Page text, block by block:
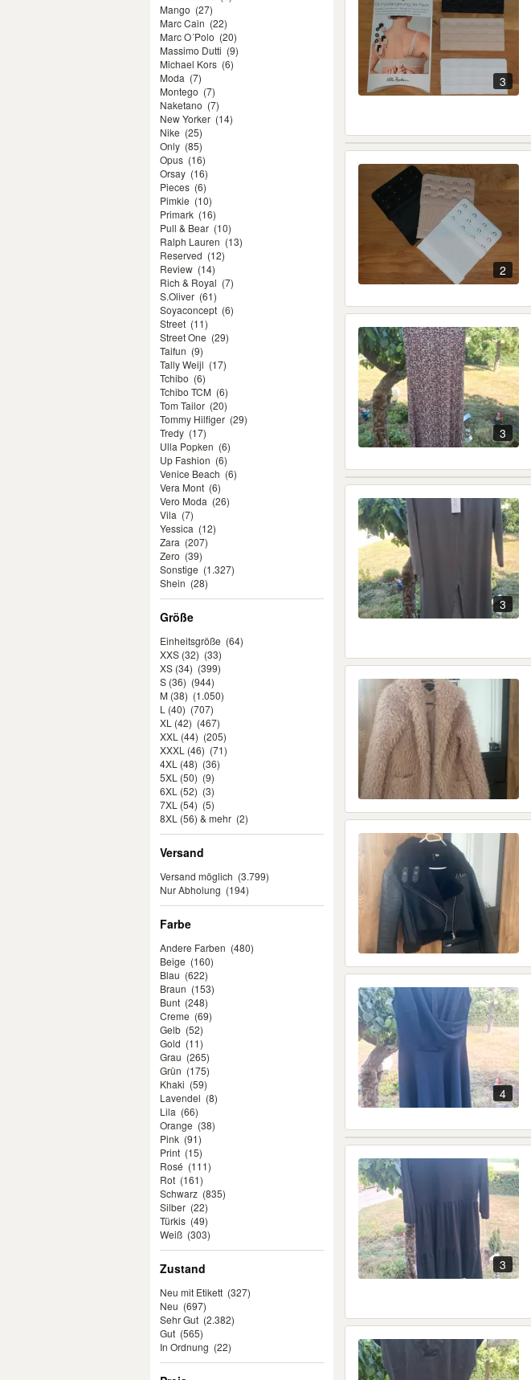
Mango (27)
Marc Cain (22)
Marc O´Polo (20)
Massimo Dutti (9)
Michael Kors (6)
Moda (7)
Montego (7)
Naketano (7)
New Yorker (14)
Nike (25)
Only (85)
Opus (16)
Orsay (16)
Pieces (6)
Pimkie (10)
Primark (16)
Pull & Bear (10)
Ralph Lauren (13)
Reserved (12)
Review (14)
Rich & Royal (7)
S.Oliver (61)
Soyaconcept (6)
Street (11)
Street One (29)
Taifun (9)
Tally Weijl (17)
Tchibo (6)
Tchibo TCM (6)
Tom Tailor (20)
Tommy Hilfiger (29)
Tredy (17)
Ulla Popken (6)
Up Fashion (6)
Venice Beach (6)
Vera Mont (6)
Vero Moda (26)
Vila (7)
Yessica (12)
Zara (207)
Zero (39)
Sonstige (1.327)
Shein (28)
Größe
Einheitsgröße (64)
XXS (32) (33)
XS (34) (399)
S (36) (944)
M (38) (1.050)
L (40) (707)
XL (42) (467)
XXL (44) (205)
XXXL (46) (71)
4XL (48) (36)
5XL (50) (9)
6XL (52) (3)
7XL (54) (5)
8XL (56) & mehr (2)
Versand
Versand möglich (3.799)
Nur Abholung (194)
Farbe
Andere Farben (480)
Beige (160)
Blau (622)
Braun (153)
Bunt (248)
Creme (69)
Gelb (52)
Gold (11)
Grau (265)
Grün (175)
Khaki (59)
Lavendel (8)
Lila (66)
Orange (38)
Pink (91)
Print (15)
Rosé (111)
Rot (161)
Schwarz (835)
Silber (22)
Türkis (49)
Weiß (303)
Zustand
Neu mit Etikett (327)
Neu (697)
Sehr Gut (2.382)
Gut (565)
In Ordnung (22)
3
2
3
3
4
3